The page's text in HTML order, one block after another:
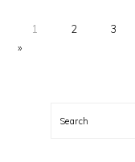
PAGE
1 PAGE
2 PAGE
3
»
LATÉRALE
Search